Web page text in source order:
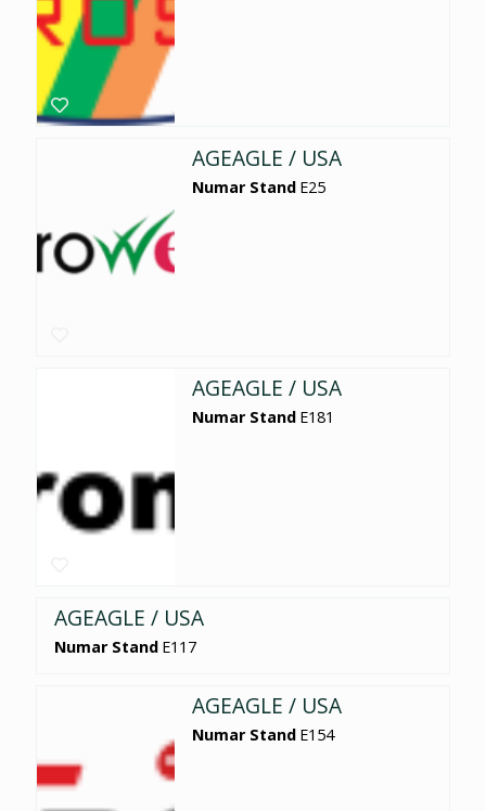
AGEAGLE / USA
Numar Stand E25
AGEAGLE / USA
Numar Stand E181
AGEAGLE / USA
Numar Stand E117
AGEAGLE / USA
Numar Stand E154